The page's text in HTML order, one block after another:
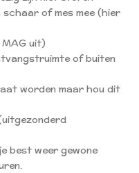
of mes mee (hier
uit)
of buiten
worden maar hou dit
best weer gewone